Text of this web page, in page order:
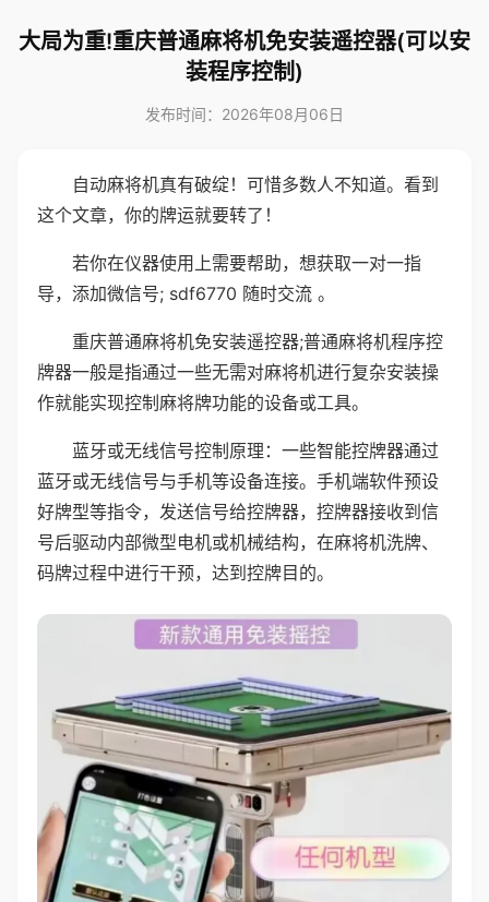
大局为重!重庆普通麻将机免安装遥控器(可以安
装程序控制)
发布时间：2026年08月06日
自动麻将机真有破绽！可惜多数人不知道。看到
这个文章，你的牌运就要转了！
若你在仪器使用上需要帮助，想获取一对一指
导，添加微信号; sdf6770 随时交流 。
重庆普通麻将机免安装遥控器;普通麻将机程序控
牌器一般是指通过一些无需对麻将机进行复杂安装操
作就能实现控制麻将牌功能的设备或工具。
蓝牙或无线信号控制原理：一些智能控牌器通过
蓝牙或无线信号与手机等设备连接。手机端软件预设
好牌型等指令，发送信号给控牌器，控牌器接收到信
号后驱动内部微型电机或机械结构，在麻将机洗牌、
码牌过程中进行干预，达到控牌目的。